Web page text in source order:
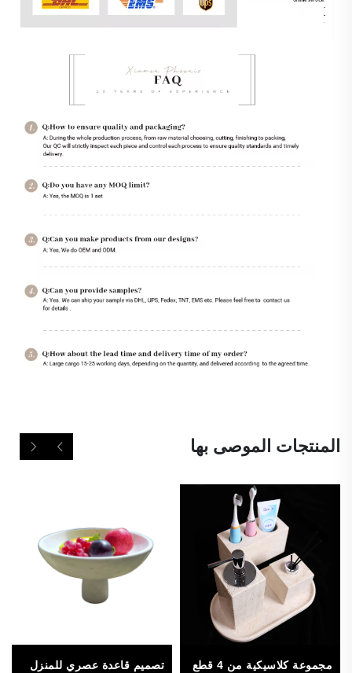
المنتجات الموصى بها
مجموعة كلاسيكية من 4 قطع
تصميم قاعدة عصري للمنزل